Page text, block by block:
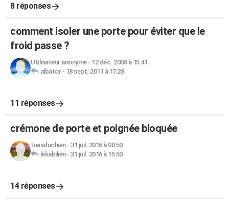
8 réponses
comment isoler une porte pour éviter que le
froid passe ?
Utilisateur anonyme- 12 déc. 2008 à 15:41
albator- 18 sept. 2011 à 17:28
11 réponses
crémone de porte et poignée bloquée
tuasduchien- 31 juil. 2016 à 00:50
lekabilien- 31 juil. 2016 à 15:50
14 réponses